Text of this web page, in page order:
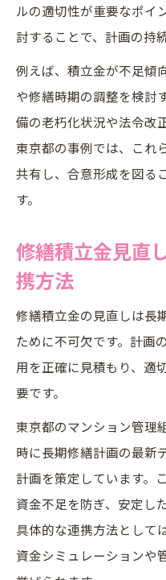
ルの適切性が重要なポイ
討することで、計画の持
例えば、積立金が不足傾
や修繕時期の調整を検討
備の老朽化状況や法令改
東京都の事例では、これ
共有し、合意形成を図る
す。
修繕積立金見直
携方法
修繕積立金の見直しは長
ために不可欠です。計画
用を正確に見積もり、適
要です。
東京都のマンション管理
時に長期修繕計画の最新
計画を策定しています。
資金不足を防ぎ、安定し
具体的な連携方法として
資金シミュレーションや